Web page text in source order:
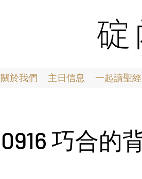
關於我們 主日信息 一起讀聖經
巧合的